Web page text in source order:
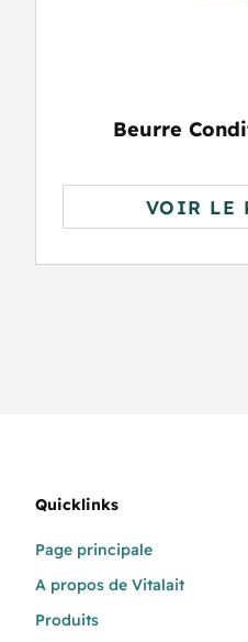
Beurre
VOIR LE
Quicklinks
Page principale
A propos de Vitalait
Produits